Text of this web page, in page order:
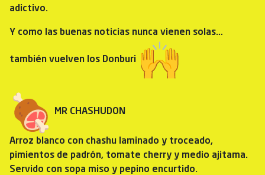
adictivo.
Y como las buenas noticias nunca vienen solas…
también vuelven los Donburi
MR CHASHUDON
Arroz blanco con chashu laminado y troceado,
pimientos de padrón, tomate cherry y medio ajitama.
Servido con sopa miso y pepino encurtido.